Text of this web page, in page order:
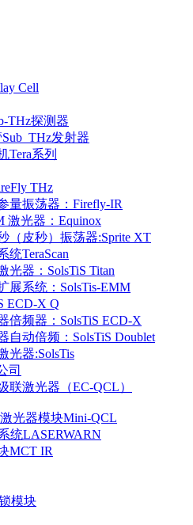
Cell
THz探测器
发射器
Tera系列
THz
量振荡器：Firefly-IR
激光器：Equinox
（皮秒）振荡器:Sprite XT
统TeraScan
光器：SolsTiS Titan
展系统：SolsTis-EMM
ECD-X Q
倍频器：SolsTiS ECD-X
自动倍频：SolsTiS Doublet
光器:SolsTis
司
联激光器（EC-QCL）
光器模块Mini-QCL
统LASERWARN
MCT IR
模块